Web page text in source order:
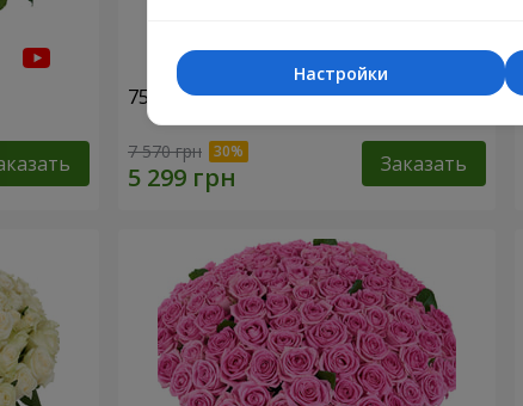
75 белых роз
7 570 грн Заказать
Настройки